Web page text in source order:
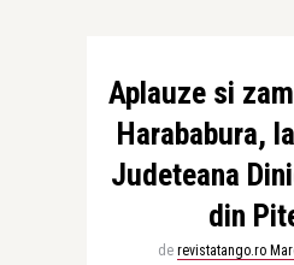
Aplauze si
Harababura,
Judeteana
din
de revistatango.ro